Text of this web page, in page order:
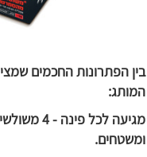
בין הפתרונות החכמים
המותג:
מגיעה לכל
ומשטחים.